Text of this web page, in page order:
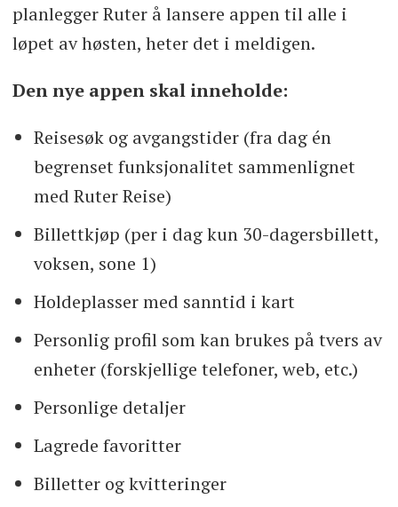
planlegger Ruter å lansere appen til alle i
løpet av høsten, heter det i meldigen.
Den nye appen skal inneholde:
Reisesøk og avgangstider (fra dag én
begrenset funksjonalitet sammenlignet
med Ruter Reise)
Billettkjøp (per i dag kun 30-dagersbillett,
voksen, sone 1)
Holdeplasser med sanntid i kart
Personlig profil som kan brukes på tvers av
enheter (forskjellige telefoner, web, etc.)
Personlige detaljer
Lagrede favoritter
Billetter og kvitteringer